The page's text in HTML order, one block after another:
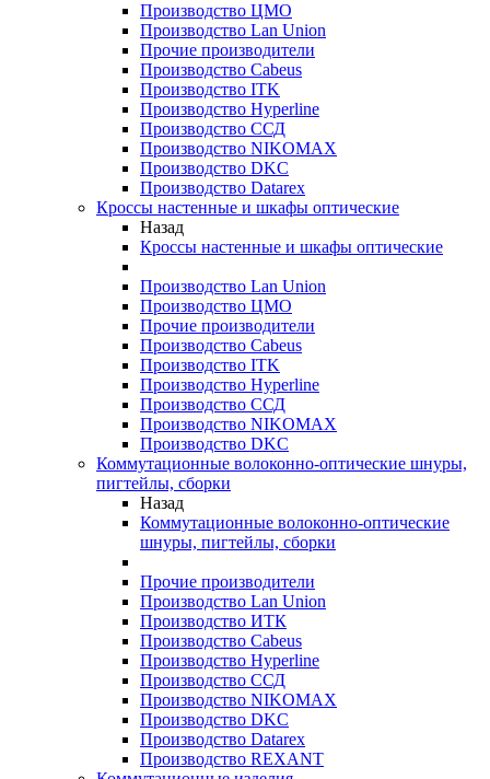
Производство ЦМО
Производство Lan Union
Прочие производители
Производство Cabeus
Производство ITK
Производство Hyperline
Производство ССД
Производство NIKOMAX
Производство DKC
Производство Datarex
Кроссы настенные и шкафы оптические
Назад
Кроссы настенные и шкафы оптические
Производство Lan Union
Производство ЦМО
Прочие производители
Производство Cabeus
Производство ITK
Производство Hyperline
Производство ССД
Производство NIKOMAX
Производство DKC
Коммутационные волоконно-оптические шнуры,
пигтейлы, сборки
Назад
Коммутационные волоконно-оптические
шнуры, пигтейлы, сборки
Прочие производители
Производство Lan Union
Производство ИТК
Производство Cabeus
Производство Hyperline
Производство ССД
Производство NIKOMAX
Производство DKC
Производство Datarex
Производство REXANT